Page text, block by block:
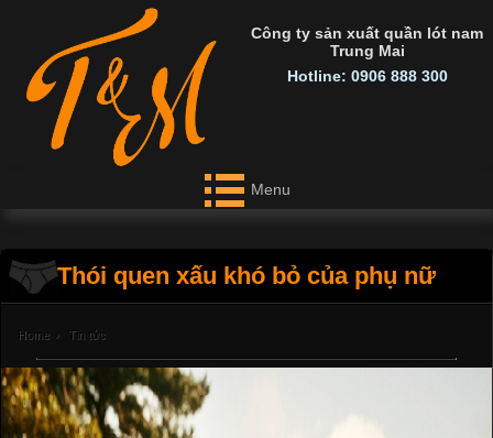
Công ty sản xuất quần lót nam
Trung Mai
Hotline: 0906 888 300
Menu
Thói quen xấu khó bỏ của phụ nữ
Home › Tin tức